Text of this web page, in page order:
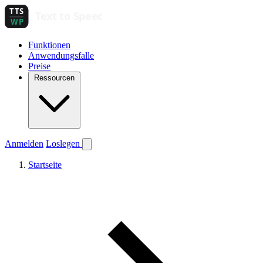
Funktionen
Anwendungsfalle
Preise
Ressourcen
Anmelden Loslegen
Startseite